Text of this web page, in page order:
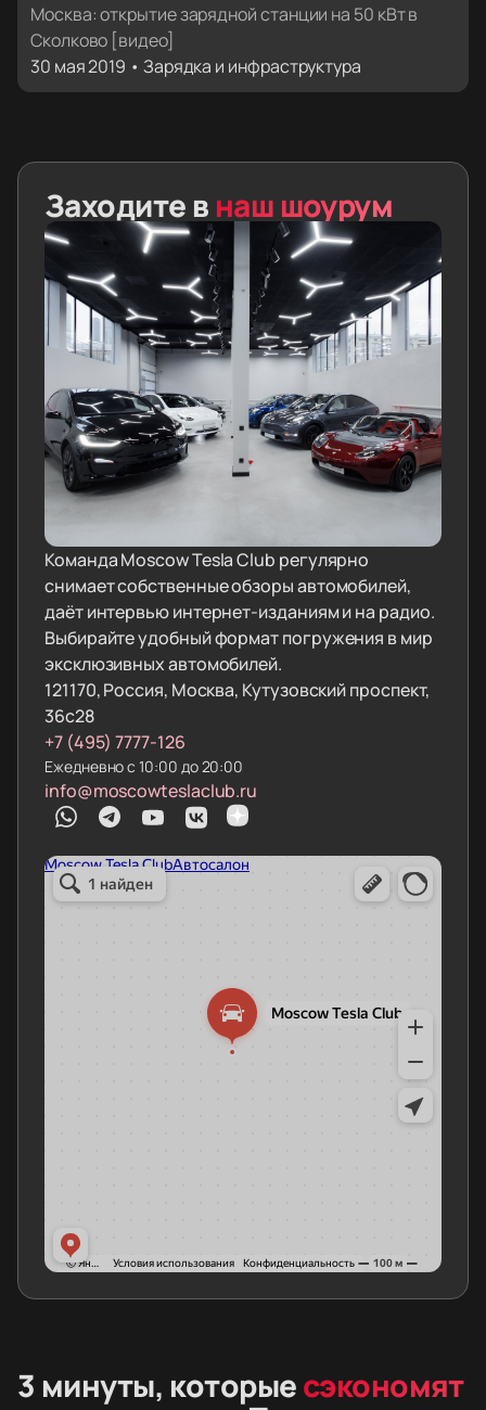
Москве. Зарядка на 50 кВт в Сколково
[видео]
Москва: открытие зарядной станции на 50 кВт в
Сколково [видео]
30 мая 2019 • Зарядка и инфраструктура
Заходите в наш шоурум
Команда Moscow Tesla Club регулярно
снимает собственные обзоры автомобилей,
даёт интервью интернет-изданиям и на радио.
Выбирайте удобный формат погружения в мир
эксклюзивных автомобилей.
121170, Россия, Москва, Кутузовский проспект,
36с28
+7 (495) 7777-126
Ежедневно с 10:00 до 20:00
info@moscowteslaclub.ru
3 минуты, которыесэкономят